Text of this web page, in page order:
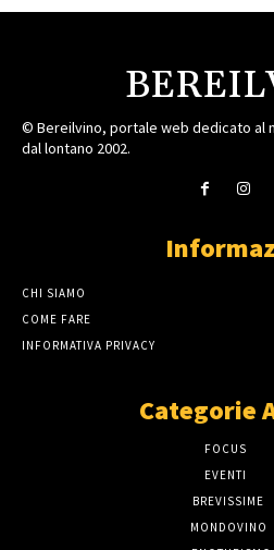
© Bereilvino, portale web dedicato al
dal lontano 2002.
CHI SIAMO
COME FARE
INFORMATIVA PRIVACY
Categorie
FOCUS
EVENTI
BREVISSIME
MONDOVINO